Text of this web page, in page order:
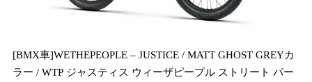
[BMX車]WETHEPEOPLE – JUSTICE / MATT GHOST GREYカ
ラー / WTP ジャスティス ウィーザピープル ストリート パー